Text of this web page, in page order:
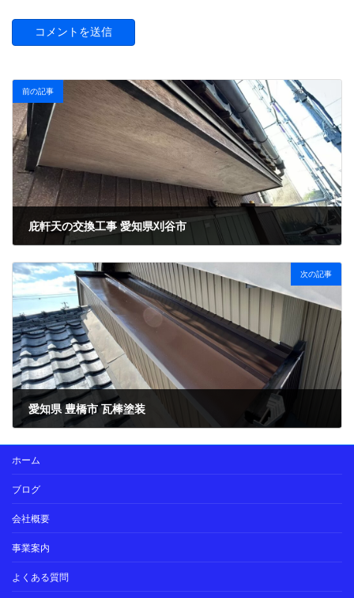
前の記事
庇軒天の交換工事 愛知県刈谷市
次の記事
愛知県 豊橋市 瓦棒塗装
ホーム
ブログ
会社概要
事業案内
よくある質問